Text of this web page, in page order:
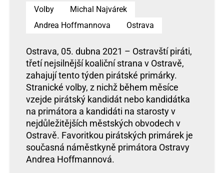
Volby
Michal Najvárek
Andrea Hoffmannova
Ostrava
Ostrava, 05. dubna 2021 – Ostravští piráti,
třetí nejsilnější koaliční strana v Ostravě,
zahajují tento týden pirátské primárky.
Stranické volby, z nichž během měsíce
vzejde pirátský kandidát nebo kandidátka
na primátora a kandidáti na starosty v
nejdůležitějších městských obvodech v
Ostravě. Favoritkou pirátských primárek je
současná náměstkyně primátora Ostravy
Andrea Hoffmannová.